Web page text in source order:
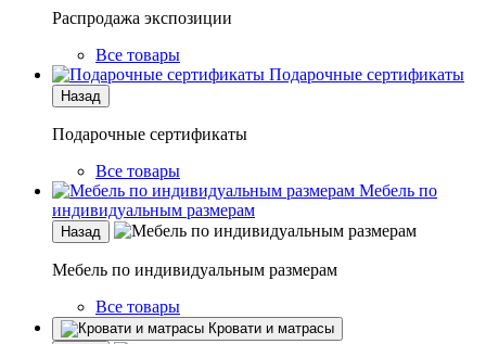
Распродажа экспозиции
Все товары
Подарочные сертификаты
Назад
Подарочные сертификаты
Все товары
Мебель по
индивидуальным размерам
Назад
Мебель по индивидуальным размерам
Все товары
Кровати и матрасы